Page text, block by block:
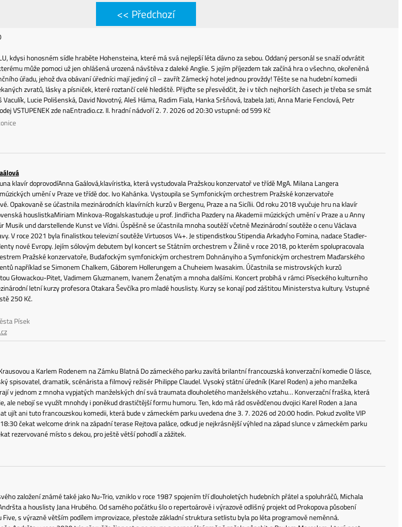
<< Předchozí
kdysi honosném sídle hraběte Hohensteina, které má svá nejlepší léta dávno za sebou. Oddaný personál se snaží odvrátit
může pomoci už jen ohlášená urozená návštěva z daleké Anglie. S jejím příjezdem tak začíná hra o všechno, okořeněná
úřadu, jehož dva obávaní úředníci mají jediný cíl – zavřít Zámecký hotel jednou provždy! Těšte se na hudební komedii
zvratů, lásky a písniček, které roztančí celé hlediště. Přijďte se přesvědčit, že i v těch nejhorších časech je třeba se smát
Lucie Polišenská, David Novotný, Aleš Háma, Radim Fiala, Hanka Sršňová, Izabela Jati, Anna Marie Fenclová, Petr
VSTUPENEK zde naEntradio.cz. II. hradní nádvoří 2. 7. 2026 od 20:30 vstupné: od 599 Kč
klavír doprovodíAnna Gaálová,klavíristka, která vystudovala Pražskou konzervatoř ve třídě MgA. Milana Langera
umění v Praze ve třídě doc. Ivo Kahánka. Vystoupila se Symfonickým orchestrem Pražské konzervatoře
Opakovaně se účastnila mezinárodních klavírních kurzů v Bergenu, Praze a na Sicílii. Od roku 2018 vyučuje hru na klavír
houslistkaMiriam Minkova-Rogalskastuduje u prof. Jindřicha Pazdery na Akademii múzických umění v Praze a u Anny
und darstellende Kunst ve Vídni. Úspěšně se účastnila mnoha soutěží včetně Mezinárodní soutěže o cenu Václava
V roce 2021 byla finalistkou televizní soutěže Virtuosos V4+. Je stipendistkou Stipendia Arkadyho Fomina, nadace Stadler-
nové Evropy. Jejím sólovým debutem byl koncert se Státním orchestrem v Žilině v roce 2018, po kterém spolupracovala
Pražské konzervatoře, Budafockým symfonickým orchestrem Dohnányiho a Symfonickým orchestrem Maďarského
například se Simonem Chalkem, Gáborem Hollerungem a Chuheiem Iwasakim. Účastnila se mistrovských kurzů
Głowackou-Pitet, Vadimem Gluzmanem, Ivanem Ženatým a mnoha dalšími. Koncert probíhá v rámci Píseckého kulturního
letní kurzy profesora Otakara Ševčíka pro mladé houslisty. Kurzy se konají pod záštitou Ministerstva kultury. Vstupné
250 Kč.
Písek
a Karlem Rodenem na Zámku Blatná Do zámeckého parku zavítá brilantní francouzská konverzační komedie O lásce,
spisovatel, dramatik, scénárista a filmový režisér Philippe Claudel. Vysoký státní úředník (Karel Roden) a jeho manželka
v jednom z mnoha vypjatých manželských dní svá traumata dlouholetého manželského vztahu… Konverzační fraška, která
ale nebojí se využít mnohdy i poněkud drastičtější formu humoru. Ten, kdo má rád osvědčenou dvojici Karel Roden a Jana
ujít ani tuto francouzskou komedii, která bude v zámeckém parku uvedena dne 3. 7. 2026 od 20:00 hodin. Pokud zvolíte VIP
čekat welcome drink na západní terase Rejtova paláce, odkud je nejkrásnější výhled na západ slunce v zámeckém parku
rezervované místo s dekou, pro ještě větší pohodlí a zážitek.
založení známé také jako Nu-Trio, vzniklo v roce 1987 spojením tří dlouholetých hudebních přátel a spoluhráčů, Michala
a houslisty Jana Hrubého. Od samého počátku šlo o repertoárově i výrazově odlišný projekt od Prokopova působení
s výrazně větším podílem improvizace, přestože základní struktura setlistu byla po léta programově neměnná.